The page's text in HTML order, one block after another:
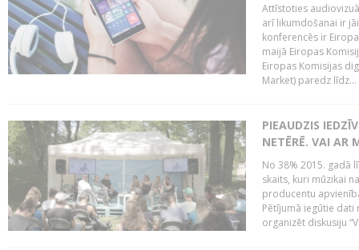
Attīstoties
arī likumdošanai ir
konferencēs ir
maijā Eiropas
Eiropas Komisijas
Market) paredz līdz...
PIEAUDZIS
NETĒRĒ. VAI AR
No 38% 2015. gadā
skaits, kuri mūzikai
producentu
Pētījumā iegūtie dati
organizēt diskusiju